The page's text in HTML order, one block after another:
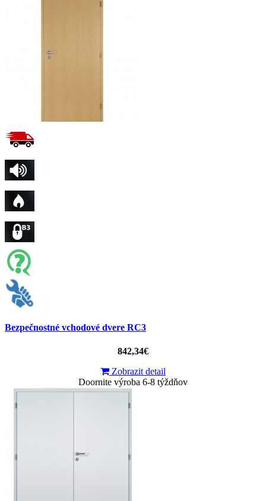
Bezpečnostné vchodové dvere RC3
842,34€
Zobrazit detail
Doornite výroba 6-8 týždňov